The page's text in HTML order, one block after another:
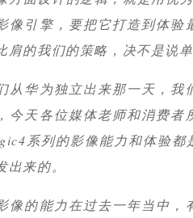
像引擎，要把它打造到体
肩的我们的策略，决不是说
从华为独立出来那一天，
今天各位媒体老师和消费
系列的影像能力和体验都
出来的。
像的能力在过去一年当中